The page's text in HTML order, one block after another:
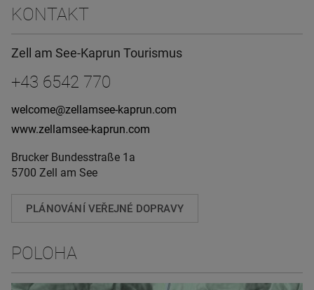
KONTAKT
Zell am See-Kaprun Tourismus
+43 6542 770
welcome@zellamsee-kaprun.com
www.zellamsee-kaprun.com
Brucker Bundesstraße 1a
5700 Zell am See
PLÁNOVÁNÍ VEŘEJNÉ DOPRAVY
POLOHA